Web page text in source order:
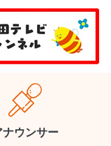
ナウンサー